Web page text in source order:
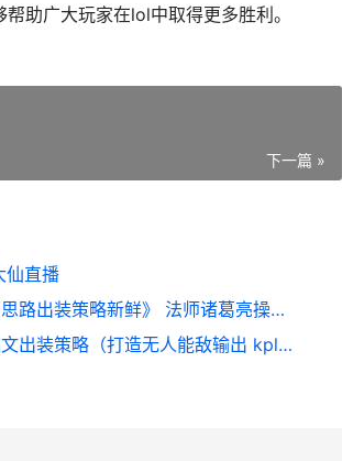
助广大玩家在lol中取得更多胜利。
下一篇 »
仙直播
《法师诸葛思路出装策略新鲜》 法师诸葛亮操作技巧
吃鸡哪吒铭文出装策略（打造无人能敌输出 kpl哪吒铭文